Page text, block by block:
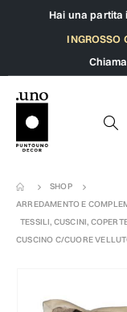
Hai una partita
INGROSSO
SHOP
ARREDAMENTO E
TESSILI, CUSCINI,
CUSCINO C/CUORE